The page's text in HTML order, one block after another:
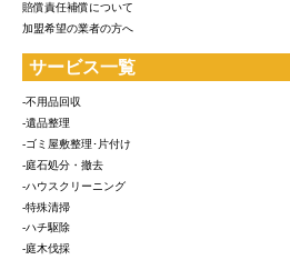
賠償責任補償について
加盟希望の業者の方へ
サービス一覧
-不用品回収
-遺品整理
-ゴミ屋敷整理･片付け
-庭石処分・撤去
-ハウスクリーニング
-特殊清掃
-ハチ駆除
-庭木伐採